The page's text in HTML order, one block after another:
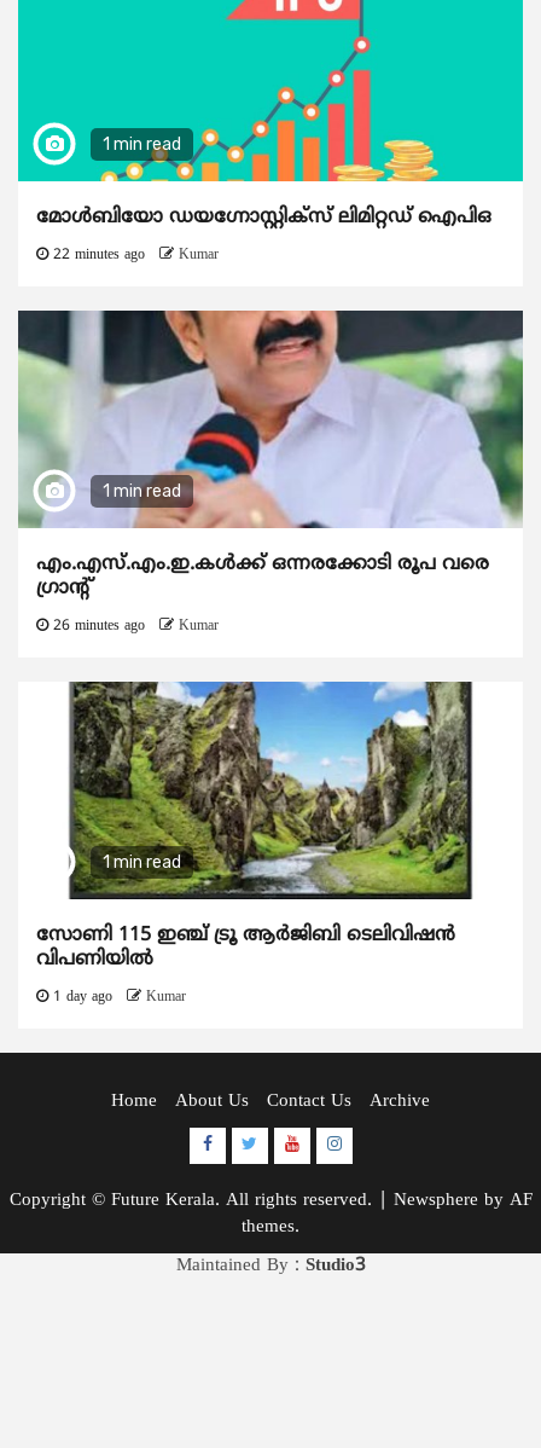
1 min read
മോൾബിയോ ഡയഗ്നോസ്റ്റിക്സ് ലിമിറ്റഡ് ഐപിഒ
22 minutes ago Kumar
1 min read
എം.എസ്.എം.ഇ.കൾക്ക് ഒന്നരക്കോടി രൂപ വരെ
ഗ്രാന്റ്
26 minutes ago Kumar
1 min read
സോണി 115 ഇഞ്ച് ട്രൂ ആർജിബി ടെലിവിഷൻ
വിപണിയിൽ
1 day ago Kumar
Home About Us Contact Us Archive
Facebook
TwitterYoutubeInstagram
Copyright © Future Kerala. All rights reserved. Newsphere by AF
themes.
Maintained By : Studio3